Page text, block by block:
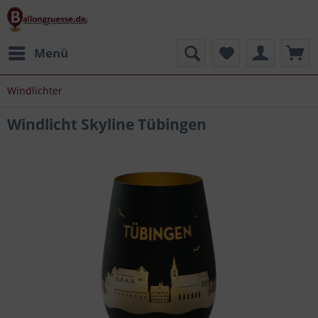
Menü
Windlichter
Windlicht Skyline Tübingen